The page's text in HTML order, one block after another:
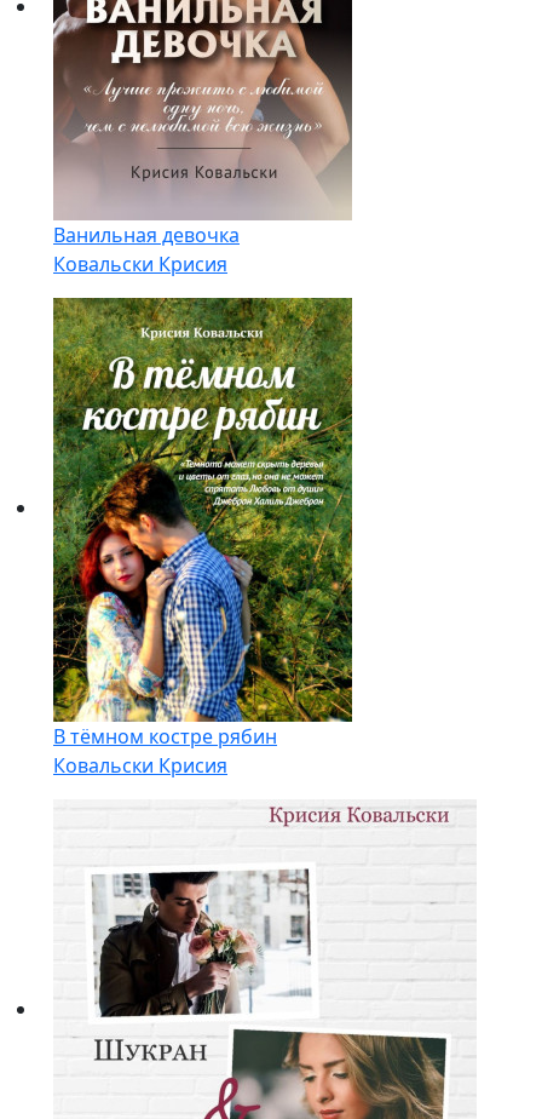
Ванильная девочка
Ковальски Крисия
В тёмном костре рябин
Ковальски Крисия